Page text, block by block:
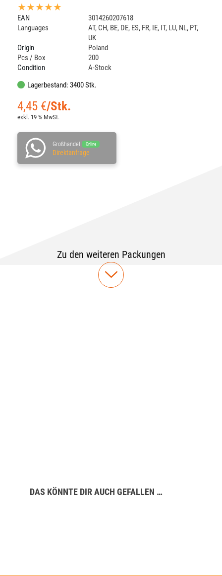
★★★★★
EAN
3014260207618
Languages
AT, CH, BE, DE, ES, FR, IE, IT, LU, NL, PT,
UK
Origin
Poland
Pcs / Box
200
Condition
A-Stock
Lagerbestand: 3400 Stk.
4,45 €/Stk.
exkl. 19 % MwSt.
Großhandel Online
Direktanfrage
Zu den weiteren Packungen
DAS KÖNNTE DIR AUCH GEFALLEN …